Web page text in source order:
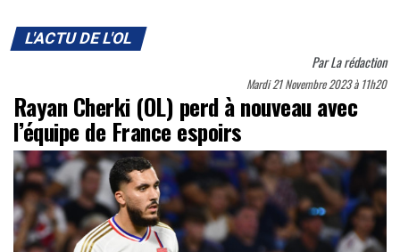
L'ACTU DE L'OL
ParLa rédaction
Mardi 21 Novembre 2023 à 11h20
Rayan Cherki (OL) perd à nouveau avec
l’équipe de France espoirs